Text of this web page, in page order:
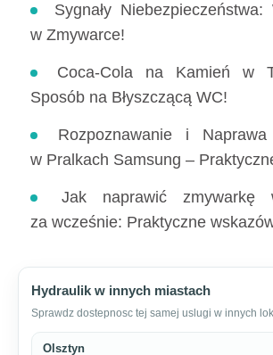
Sygnały
w Zmywarce!
Coca-Cola na Kamień w
Sposób na Błyszczącą WC!
Rozpoznawanie i
w Pralkach Samsung –
Jak naprawić zmywarkę
za wcześnie: Praktyczne
Hydraulik w innych miastach
Sprawdz dostepnosc tej samej uslugi w innych
Olsztyn